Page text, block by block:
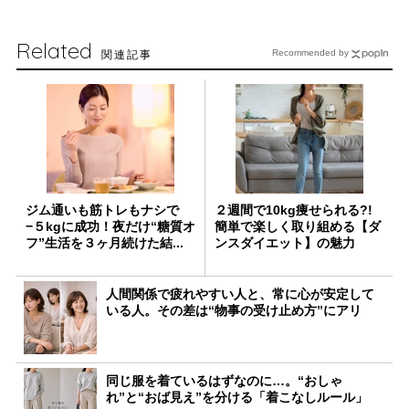
Related 関連記事
ジム通いも筋トレもナシで
−５kgに成功！夜だけ“糖質オ
フ”生活を３ヶ月続けた結...
２週間で10kg痩せられる?!
簡単で楽しく取り組める【ダ
ンスダイエット】の魅力
人間関係で疲れやすい人と、常に心が安定して
いる人。その差は“物事の受け止め方”にアリ
同じ服を着ているはずなのに…。“おしゃ
れ”と“おば見え”を分ける「着こなしルール」
Recommended by